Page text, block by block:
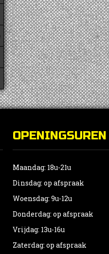
OPENINGSUREN
Maandag: 18u-21u
Dinsdag: op afspraak
Woensdag: 9u-12u
Donderdag: op afspraak
Vrijdag: 13u-16u
Zaterdag: op afspraak